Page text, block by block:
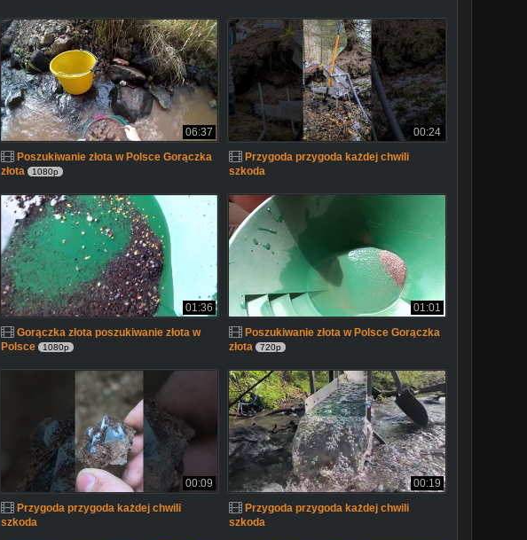
06:37
Poszukiwanie złota w Polsce Gorączka
złota
1080p
00:24
Przygoda przygoda każdej chwili
szkoda
01:36
Gorączka złota poszukiwanie złota w
Polsce
1080p
01:01
Poszukiwanie złota w Polsce Gorączka
złota
720p
00:09
Przygoda przygoda każdej chwili
szkoda
00:19
Przygoda przygoda każdej chwili
szkoda